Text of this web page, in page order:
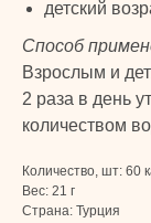
детский
Способ
Взрослым и
2 раза в день
количеством
Количество, шт: 60
Вес: 21 г
Страна: Турция
Парфюмерия
Детская линия
Турецкий текстиль
+7 926 620 21 21